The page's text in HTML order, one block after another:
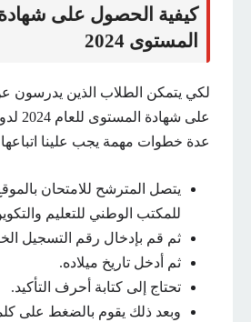
كيفية الحصول على شهادة
المستوى 2024
لكي يتمكن الطلاب الذين يدرسون
على
عدة خطوات مهمة يجب علينا
يتصل المترشح للامتحان
للمكتب الوطني للتعليم
ثم قم بإدخال رقم التسجيل
ثم أدخل تاريخ ميلاده.
تحتاج إلى كتابة أحرف التأكيد.
وبعد ذلك يقوم بالضغط على